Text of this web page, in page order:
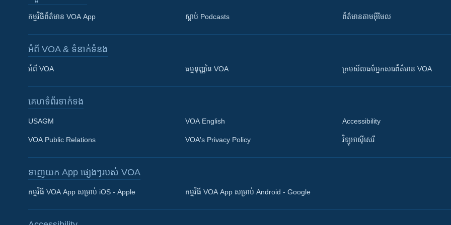
Khmer English
កម្មវិធី​ព័ត៌មាន VOA App ស្តាប់ Podcasts ព័ត៌មាន​តាម​អ៊ីមែល
អំពី​ VOA & ទំនាក់ទំនង
អំពី​ VOA ធម្មនុញ្ញ​នៃ VOA ក្រម​​​សីលធម៌​​​អ្នក​​​សារព័ត៌មាន VOA
គេហទំព័រ​​ទាក់ទង
USAGM
VOA Public Relations
VOA English
VOA's Privacy Policy
Accessibility
វិទ្យុ​អាស៊ី​សេរី
ទាញយក​ App ផ្សេងៗ​របស់​ VOA
កម្មវិធី​ VOA App សម្រាប់ iOS - Apple កម្មវិធី​ VOA App សម្រាប់ Android - Google